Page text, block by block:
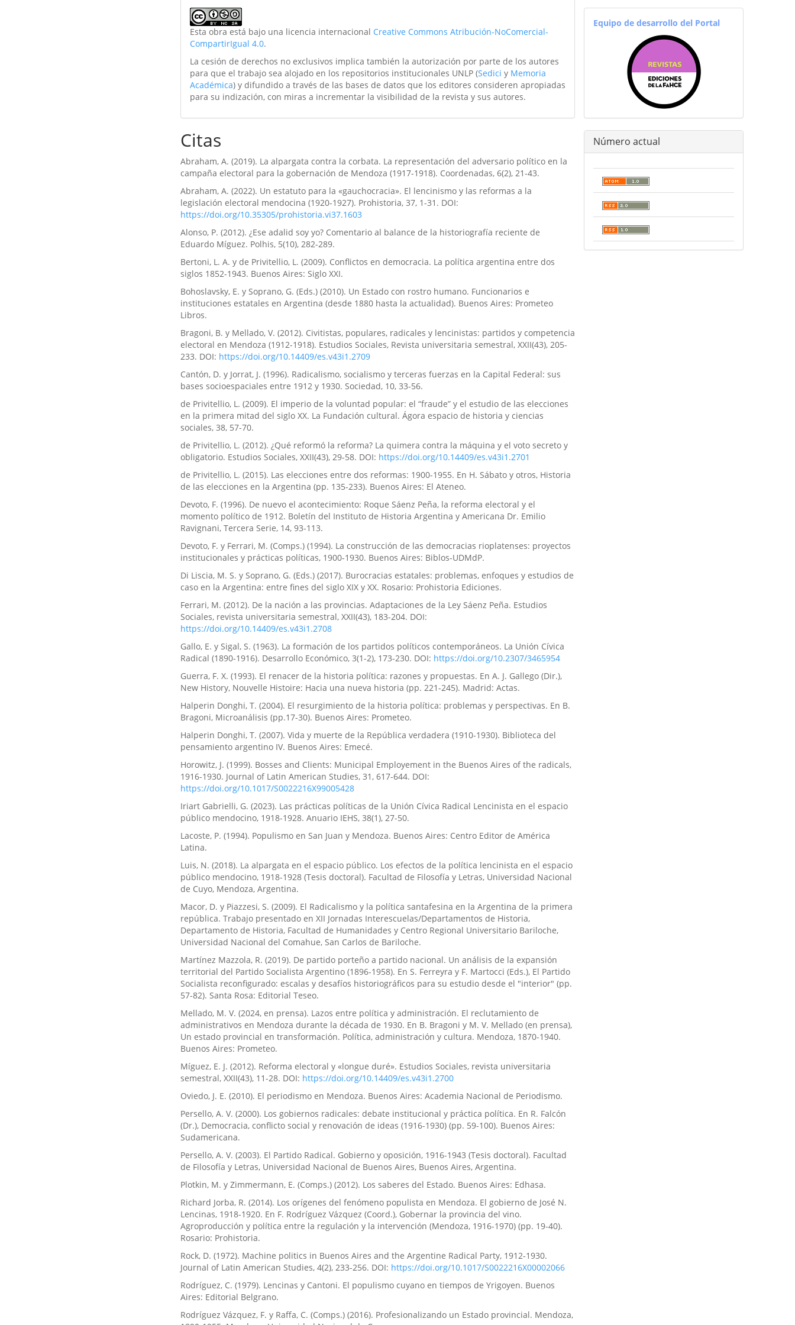
Esta obra está bajo una licencia internacional Creative Commons Atribución-NoComercial-
CompartirIgual 4.0.
La cesión de derechos no exclusivos implica también la autorización por parte de los autores
para que el trabajo sea alojado en los repositorios institucionales UNLP (Sedici y Memoria
Académica) y difundido a través de las bases de datos que los editores consideren apropiadas
para su indización, con miras a incrementar la visibilidad de la revista y sus autores.
Citas
Abraham, A. (2019). La alpargata contra la corbata. La representación del adversario político en la
campaña electoral para la gobernación de Mendoza (1917-1918). Coordenadas, 6(2), 21-43.
Abraham, A. (2022). Un estatuto para la «gauchocracia». El lencinismo y las reformas a la
legislación electoral mendocina (1920-1927). Prohistoria, 37, 1-31. DOI:
https://doi.org/10.35305/prohistoria.vi37.1603
Alonso, P. (2012). ¿Ese adalid soy yo? Comentario al balance de la historiografía reciente de
Eduardo Míguez. Polhis, 5(10), 282-289.
Bertoni, L. A. y de Privitellio, L. (2009). Conflictos en democracia. La política argentina entre dos
siglos 1852-1943. Buenos Aires: Siglo XXI.
Bohoslavsky, E. y Soprano, G. (Eds.) (2010). Un Estado con rostro humano. Funcionarios e
instituciones estatales en Argentina (desde 1880 hasta la actualidad). Buenos Aires: Prometeo
Libros.
Bragoni, B. y Mellado, V. (2012). Civitistas, populares, radicales y lencinistas: partidos y competencia
electoral en Mendoza (1912-1918). Estudios Sociales, Revista universitaria semestral, XXII(43), 205-
233. DOI: https://doi.org/10.14409/es.v43i1.2709
Cantón, D. y Jorrat, J. (1996). Radicalismo, socialismo y terceras fuerzas en la Capital Federal: sus
bases socioespaciales entre 1912 y 1930. Sociedad, 10, 33-56.
de Privitellio, L. (2009). El imperio de la voluntad popular: el “fraude” y el estudio de las elecciones
en la primera mitad del siglo XX. La Fundación cultural. Ágora espacio de historia y ciencias
sociales, 38, 57-70.
de Privitellio, L. (2012). ¿Qué reformó la reforma? La quimera contra la máquina y el voto secreto y
obligatorio. Estudios Sociales, XXII(43), 29-58. DOI: https://doi.org/10.14409/es.v43i1.2701
de Privitellio, L. (2015). Las elecciones entre dos reformas: 1900-1955. En H. Sábato y otros, Historia
de las elecciones en la Argentina (pp. 135-233). Buenos Aires: El Ateneo.
Devoto, F. (1996). De nuevo el acontecimiento: Roque Sáenz Peña, la reforma electoral y el
momento político de 1912. Boletín del Instituto de Historia Argentina y Americana Dr. Emilio
Ravignani, Tercera Serie, 14, 93-113.
Devoto, F. y Ferrari, M. (Comps.) (1994). La construcción de las democracias rioplatenses: proyectos
institucionales y prácticas políticas, 1900-1930. Buenos Aires: Biblos-UDMdP.
Di Liscia, M. S. y Soprano, G. (Eds.) (2017). Burocracias estatales: problemas, enfoques y estudios de
caso en la Argentina: entre fines del siglo XIX y XX. Rosario: Prohistoria Ediciones.
Ferrari, M. (2012). De la nación a las provincias. Adaptaciones de la Ley Sáenz Peña. Estudios
Sociales, revista universitaria semestral, XXII(43), 183-204. DOI:
https://doi.org/10.14409/es.v43i1.2708
Gallo, E. y Sigal, S. (1963). La formación de los partidos políticos contemporáneos. La Unión Cívica
Radical (1890-1916). Desarrollo Económico, 3(1-2), 173-230. DOI: https://doi.org/10.2307/3465954
Guerra, F. X. (1993). El renacer de la historia política: razones y propuestas. En A. J. Gallego (Dir.),
New History, Nouvelle Histoire: Hacia una nueva historia (pp. 221-245). Madrid: Actas.
Halperin Donghi, T. (2004). El resurgimiento de la historia política: problemas y perspectivas. En B.
Bragoni, Microanálisis (pp.17-30). Buenos Aires: Prometeo.
Halperin Donghi, T. (2007). Vida y muerte de la República verdadera (1910-1930). Biblioteca del
pensamiento argentino IV. Buenos Aires: Emecé.
Horowitz, J. (1999). Bosses and Clients: Municipal Employement in the Buenos Aires of the radicals,
1916-1930. Journal of Latin American Studies, 31, 617-644. DOI:
https://doi.org/10.1017/S0022216X99005428
Iriart Gabrielli, G. (2023). Las prácticas políticas de la Unión Cívica Radical Lencinista en el espacio
público mendocino, 1918-1928. Anuario IEHS, 38(1), 27-50.
Lacoste, P. (1994). Populismo en San Juan y Mendoza. Buenos Aires: Centro Editor de América
Latina.
Luis, N. (2018). La alpargata en el espacio público. Los efectos de la política lencinista en el espacio
público mendocino, 1918-1928 (Tesis doctoral). Facultad de Filosofía y Letras, Universidad Nacional
de Cuyo, Mendoza, Argentina.
Macor, D. y Piazzesi, S. (2009). El Radicalismo y la política santafesina en la Argentina de la primera
república. Trabajo presentado en XII Jornadas Interescuelas/Departamentos de Historia,
Departamento de Historia, Facultad de Humanidades y Centro Regional Universitario Bariloche,
Universidad Nacional del Comahue, San Carlos de Bariloche.
Martínez Mazzola, R. (2019). De partido porteño a partido nacional. Un análisis de la expansión
territorial del Partido Socialista Argentino (1896-1958). En S. Ferreyra y F. Martocci (Eds.), El Partido
Socialista reconfigurado: escalas y desafíos historiográficos para su estudio desde el "interior" (pp.
57-82). Santa Rosa: Editorial Teseo.
Mellado, M. V. (2024, en prensa). Lazos entre política y administración. El reclutamiento de
administrativos en Mendoza durante la década de 1930. En B. Bragoni y M. V. Mellado (en prensa),
Un estado provincial en transformación. Política, administración y cultura. Mendoza, 1870-1940.
Buenos Aires: Prometeo.
Míguez, E. J. (2012). Reforma electoral y «longue duré». Estudios Sociales, revista universitaria
semestral, XXII(43), 11-28. DOI: https://doi.org/10.14409/es.v43i1.2700
Oviedo, J. E. (2010). El periodismo en Mendoza. Buenos Aires: Academia Nacional de Periodismo.
Persello, A. V. (2000). Los gobiernos radicales: debate institucional y práctica política. En R. Falcón
(Dr.), Democracia, conflicto social y renovación de ideas (1916-1930) (pp. 59-100). Buenos Aires:
Sudamericana.
Persello, A. V. (2003). El Partido Radical. Gobierno y oposición, 1916-1943 (Tesis doctoral). Facultad
de Filosofía y Letras, Universidad Nacional de Buenos Aires, Buenos Aires, Argentina.
Plotkin, M. y Zimmermann, E. (Comps.) (2012). Los saberes del Estado. Buenos Aires: Edhasa.
Richard Jorba, R. (2014). Los orígenes del fenómeno populista en Mendoza. El gobierno de José N.
Lencinas, 1918-1920. En F. Rodríguez Vázquez (Coord.), Gobernar la provincia del vino.
Agroproducción y política entre la regulación y la intervención (Mendoza, 1916-1970) (pp. 19-40).
Rosario: Prohistoria.
Rock, D. (1972). Machine politics in Buenos Aires and the Argentine Radical Party, 1912-1930.
Journal of Latin American Studies, 4(2), 233-256. DOI: https://doi.org/10.1017/S0022216X00002066
Rodríguez, C. (1979). Lencinas y Cantoni. El populismo cuyano en tiempos de Yrigoyen. Buenos
Aires: Editorial Belgrano.
Rodríguez Vázquez, F. y Raffa, C. (Comps.) (2016). Profesionalizando un Estado provincial. Mendoza,
equiporevistas
Equipo de desarrollo del Portal
Número actual